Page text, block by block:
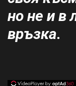
но не и в
връзка.